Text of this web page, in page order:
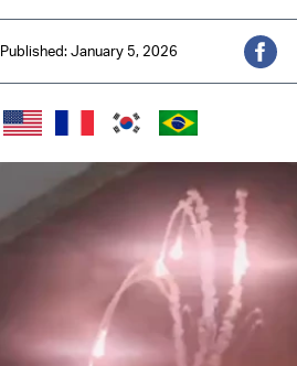
Published: January 5, 2026